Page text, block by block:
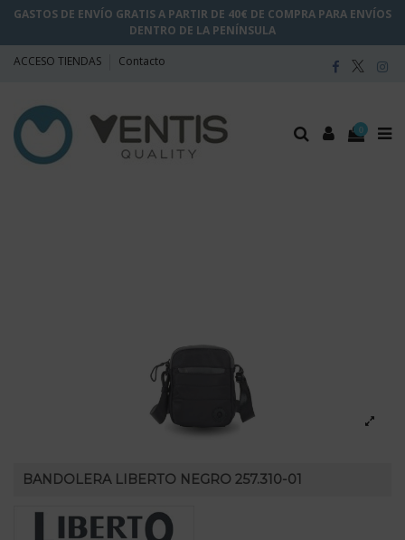
GASTOS DE ENVÍO GRATIS A PARTIR DE 40€ DE COMPRA PARA ENVÍOS
DENTRO DE LA PENÍNSULA
ACCESO TIENDAS Contacto
0
BANDOLERA LIBERTO NEGRO 257.310-01